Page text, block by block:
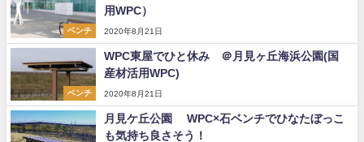
ベンチ
用WPC）
2020年8月21日
ベンチ
WPC東屋でひと休み ＠月見ヶ丘海浜公園(国
産材活用WPC)
2020年8月21日
月見ケ丘公園 WPC×石ベンチでひなたぼっこ
も気持ち良さそう！